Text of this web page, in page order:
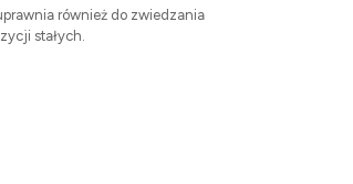
również do zwiedzania
stałych.